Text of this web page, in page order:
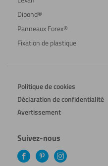
Dibond®
Panneaux Forex®
Fixation de plastique
Politique de cookies
Déclaration de confidentialité
Avertissement
Suivez-nous
FacebookPinterestInstagram